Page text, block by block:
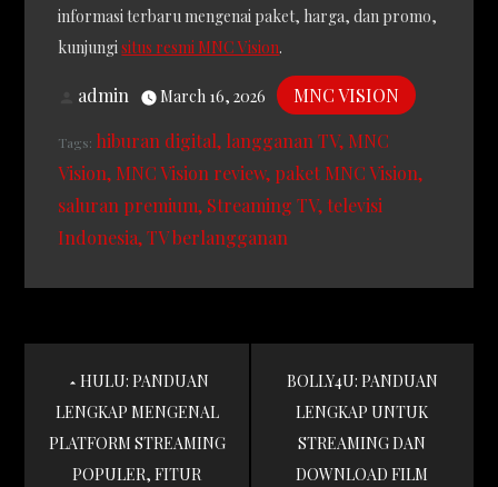
informasi terbaru mengenai paket, harga, dan promo,
kunjungisitus resmi MNC Vision.
admin March 16, 2026 MNC VISION
Tags: hiburan digital langganan TV MNC
Vision MNC Vision review paket MNC Vision
saluran premium Streaming TV televisi
Indonesia TV berlangganan
Post
navigation
HULU: PANDUAN
LENGKAP MENGENAL
PLATFORM STREAMING
POPULER, FITUR
BOLLY4U: PANDUAN
LENGKAP UNTUK
STREAMING DAN
DOWNLOAD FILM